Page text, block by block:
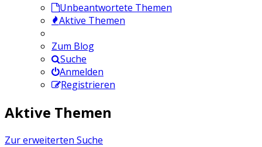
Unbeantwortete Themen
Aktive Themen
Zum Blog
Suche
Anmelden
Registrieren
Aktive Themen
Zur erweiterten Suche